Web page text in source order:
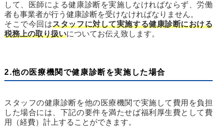
して、医師による健康診断を実施しなければならず、労働
者も事業者が行う健康診断を受けなければなりません。
そこで今回はスタッフに対して実施する健康診断における
税務上の取り扱いについてお伝え致します。
2.他の医療機関で健康診断を実施した場合
スタッフの健康診断を他の医療機関で実施して費用を負担
した場合には、下記の要件を満たせば福利厚生費として費
用（経費）計上することができます。